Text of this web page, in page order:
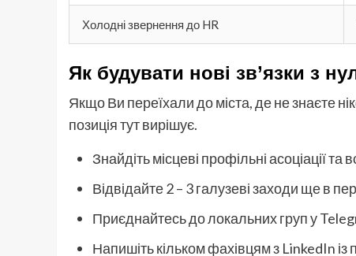
Холодні звернення до HR
Як будувати нові зв’язки з
Якщо Ви переїхали до міста, де не знаєте
позиція тут вирішує.
Знайдіть місцеві профільні асоціації та
Відвідайте 2 – 3 галузеві заходи ще в
Приєднайтесь до локальних груп у
Напишіть кільком фахівцям з LinkedIn